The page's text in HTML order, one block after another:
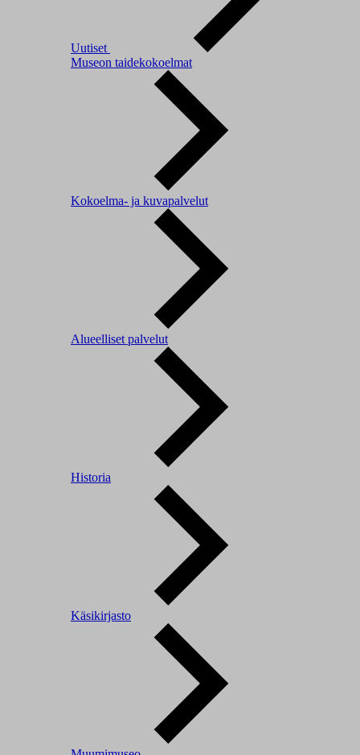
Uutiset
Museon taidekokoelmat
Kokoelma- ja kuvapalvelut
Alueelliset palvelut
Historia
Käsikirjasto